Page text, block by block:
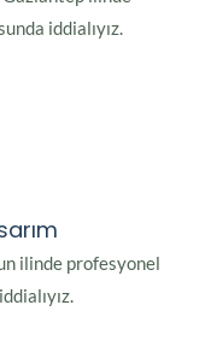
iddialıyız.
ilinde profesyonel